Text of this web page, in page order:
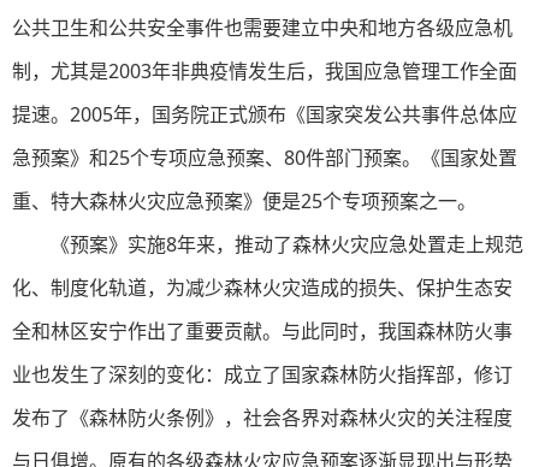
公共卫生和公共安全事件也需要建立中央和地方各级应急机
制，尤其是2003年非典疫情发生后，我国应急管理工作全面
提速。2005年，国务院正式颁布《国家突发公共事件总体应
急预案》和25个专项应急预案、80件部门预案。《国家处置
重、特大森林火灾应急预案》便是25个专项预案之一。
《预案》实施8年来，推动了森林火灾应急处置走上规范
化、制度化轨道，为减少森林火灾造成的损失、保护生态安
全和林区安宁作出了重要贡献。与此同时，我国森林防火事
业也发生了深刻的变化：成立了国家森林防火指挥部，修订
发布了《森林防火条例》，社会各界对森林火灾的关注程度
与日俱增。原有的各级森林火灾应急预案逐渐显现出与形势